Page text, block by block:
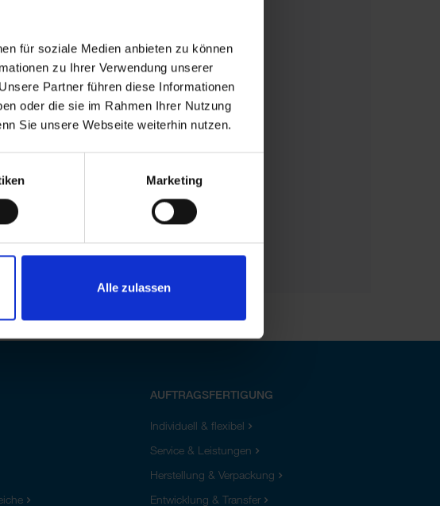
für soziale Medien anbieten zu können
zu Ihrer Verwendung unserer
Partner führen diese Informationen
oder die sie im Rahmen Ihrer Nutzung
Sie unsere Webseite weiterhin nutzen.
Marketing
Alle zulassen
AUFTRAGSFERTIGUNG
Individuell & flexibel
Service & Leistungen
Herstellung & Verpackung
Entwicklung & Transfer